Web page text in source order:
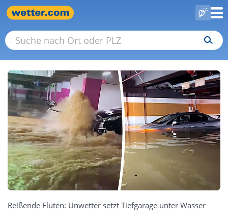
Reißende Fluten: Unwetter setzt Tiefgarage unter Wasser